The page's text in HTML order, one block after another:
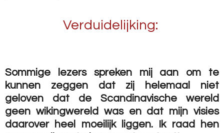
Verduidelijking:
Sommige lezers spreken mij aan om te
kunnen zeggen dat zij helemaal niet
geloven dat de Scandinavische wereld
geen wikingwereld was en dat mijn visies
daarover heel moeilijk liggen.
Ik raad hen